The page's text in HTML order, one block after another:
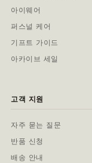
아이웨어
퍼스널 케어
기프트 가이드
아카이브 세일
고객 지원
자주 묻는 질문
반품 신청
배송 안내